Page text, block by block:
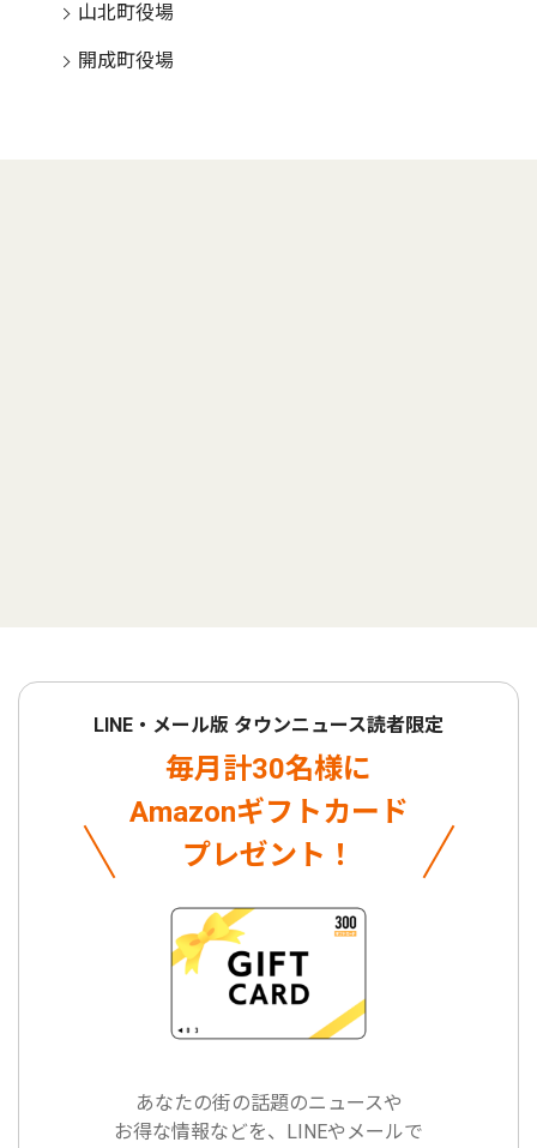
山北町役場
開成町役場
LINE・メール版 タウンニュース読者限定
毎月計30名様に
Amazonギフトカード
プレゼント！
あなたの街の話題のニュースや
お得な情報などを、LINEやメールで